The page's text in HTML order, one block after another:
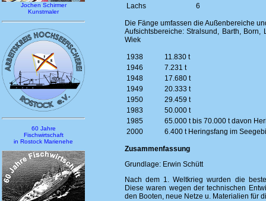
Jochen Schirmer
Kunstmaler
60 Jahre
Fischwirtschaft
in Rostock Marienehe
Lachs
6
Die Fänge umfassen die Außenbereiche
Aufsichtsbereiche: Stralsund, Barth, Born,
Wiek
1938
11.830 t
1946
7.231 t
1948
17.680 t
1949
20.333 t
1950
29.459 t
1983
50.000 t
1985
65.000 t bis 70.000 t davon
2000
6.400 t Heringsfang im
Zusammenfassung
Grundlage: Erwin Schütt
Nach dem 1. Weltkrieg wurden die
Diese waren wegen der technischen
den Booten, neue Netze u. Materialien für